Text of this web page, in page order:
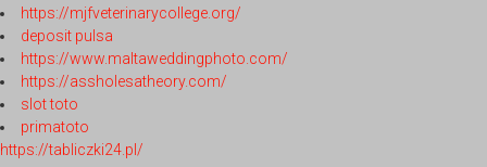
https://mjfveterinarycollege.org/
deposit pulsa
https://www.maltaweddingphoto.com/
https://assholesatheory.com/
slot toto
primatoto
https://tabliczki24.pl/